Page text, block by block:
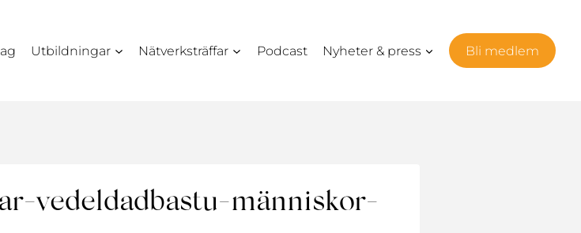
Utbildningar Nätverksträffar Podcast Nyheter & press Bli medlem
vedeldadbastu-människor-